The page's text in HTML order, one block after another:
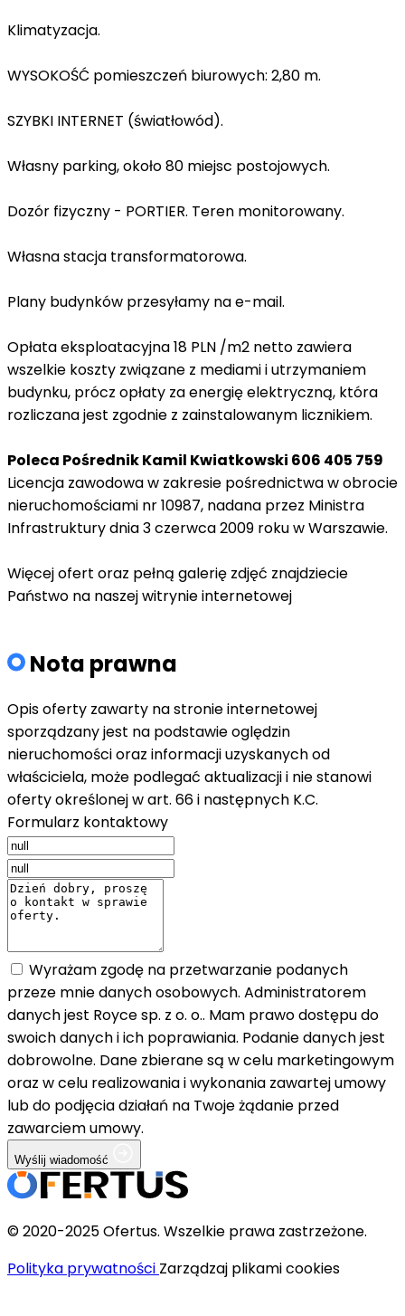
Klimatyzacja.
WYSOKOŚĆ pomieszczeń biurowych: 2,80 m.
SZYBKI INTERNET (światłowód).
Własny parking, około 80 miejsc postojowych.
Dozór fizyczny - PORTIER. Teren monitorowany.
Własna stacja transformatorowa.
Plany budynków przesyłamy na e-mail.
Opłata eksploatacyjna 18 PLN /m2 netto zawiera
wszelkie koszty związane z mediami i utrzymaniem
budynku, prócz opłaty za energię elektryczną, która
rozliczana jest zgodnie z zainstalowanym licznikiem.
Poleca Pośrednik Kamil Kwiatkowski 606 405 759
Licencja zawodowa w zakresie pośrednictwa w obrocie
nieruchomościami nr 10987, nadana przez Ministra
Infrastruktury dnia 3 czerwca 2009 roku w Warszawie.
Więcej ofert oraz pełną galerię zdjęć znajdziecie
Państwo na naszej witrynie internetowej
Nota prawna
Opis oferty zawarty na stronie internetowej
sporządzany jest na podstawie oględzin
nieruchomości oraz informacji uzyskanych od
właściciela, może podlegać aktualizacji i nie stanowi
oferty określonej w art. 66 i następnych K.C.
Formularz kontaktowy
Wyrażam zgodę na przetwarzanie podanych
przeze mnie danych osobowych. Administratorem
danych jest Royce sp. z o. o.. Mam prawo dostępu do
swoich danych i ich poprawiania. Podanie danych jest
dobrowolne. Dane zbierane są w celu marketingowym
oraz w celu realizowania i wykonania zawartej umowy
lub do podjęcia działań na Twoje żądanie przed
zawarciem umowy.
Wyślij wiadomość
© 2020-2025 Ofertus. Wszelkie prawa zastrzeżone.
Polityka prywatności Zarządzaj plikami cookies